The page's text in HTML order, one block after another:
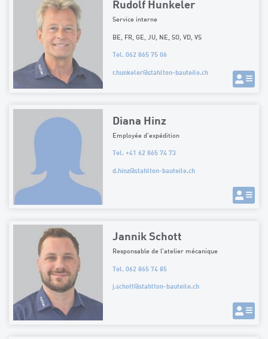
Rudolf Hunkeler
Service interne
BE, FR, GE, JU, NE, SO, VD, VS
Tel. 062 865 75 06
r.hunkeler@stahlton-bauteile.ch
Diana Hinz
Employée d'expédition
Tel. +41 62 865 74 73
d.hinz@stahlton-bauteile.ch
Jannik Schott
Responsable de l'atelier mécanique
Tel. 062 865 74 85
j.schott@stahlton-bauteile.ch